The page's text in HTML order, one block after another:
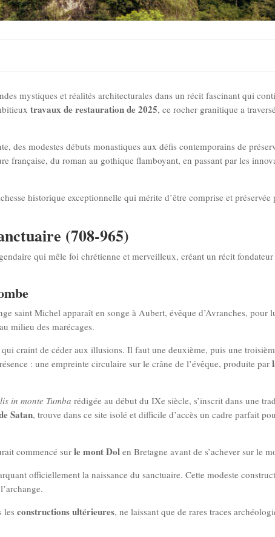
mystiques et réalités architecturales dans un récit fascinant qui
travaux de restauration de 2025, ce rocher granitique a
des modestes débuts monastiques aux défis contemporains de
française, du roman au gothique flamboyant, en passant par les
historique exceptionnelle qui mérite d’être comprise et préservée
(708-965)
qui mêle foi chrétienne et merveilleux, créant un récit fondateur
saint Michel apparaît en songe à Aubert, évêque d’Avranches, pour
milieu des marécages.
craint de céder aux illusions. Il faut une deuxième, puis une
: une empreinte circulaire sur le crâne de l’évêque, produite par
in monte Tumba rédigée au début du IXe siècle, s’inscrit dans une
Satan, trouve dans ce site isolé et difficile d’accès un cadre parfait
commencé surle mont Dolen Bretagne avant de s’achever sur le
officiellement la naissance du sanctuaire. Cette modeste
lesconstructions ultérieures, ne laissant que de rares traces